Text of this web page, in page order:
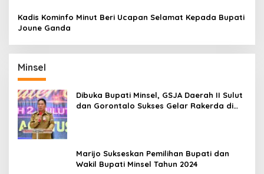
Kadis Kominfo Minut Beri Ucapan Selamat Kepada Bupati
Joune Ganda
Minsel
Dibuka Bupati Minsel, GSJA Daerah II Sulut
dan Gorontalo Sukses Gelar Rakerda di
Marijo Sukseskan Pemilihan Bupati dan
Wakil Bupati Minsel Tahun 2024